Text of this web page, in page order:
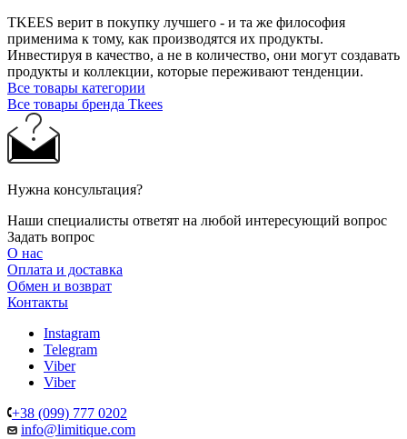
TKEES верит в покупку лучшего - и та же философия
применима к тому, как производятся их продукты.
Инвестируя в качество, а не в количество, они могут создавать
продукты и коллекции, которые переживают тенденции.
Все товары категории
Все товары бренда Tkees
Нужна консультация?
Наши специалисты ответят на любой интересующий вопрос
Задать вопрос
О нас
Оплата и доставка
Обмен и возврат
Контакты
Instagram
Telegram
Viber
Viber
+38 (099) 777 0202
info@limitique.com